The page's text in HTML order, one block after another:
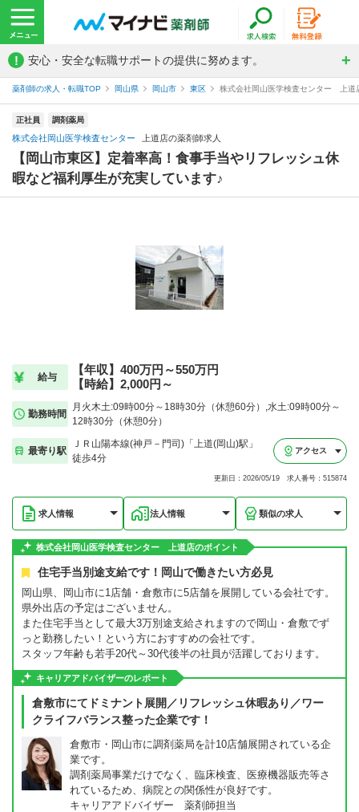
! 安心・安全な転職サポートの提供に努めます。
薬剤師の求人・転職TOP 岡山県 岡山市 東区 株式会社岡山医学検査センター 上道
正社員 調剤薬局
株式会社岡山医学検査センター 上道店の薬剤師求人
【岡山市東区】定着率高！食事手当やリフレッシュ休
暇など福利厚生が充実しています♪
給与
【年収】400万円～550万円
【時給】2,000円～
勤務時間
月火木土:09時00分～18時30分（休憩60分）,水土:09時00分～
12時30分（休憩0分）
最寄り駅
ＪＲ山陽本線(神戸－門司)「上道(岡山)駅」
徒歩4分
アクセス
更新日：2026/05/19 求人番号：515874
求人情報 法人情報 類似の求人
株式会社岡山医学検査センター 上道店のポイント
住宅手当別途支給です！岡山で働きたい方必見
岡山県、岡山市に1店舗・倉敷市に5店舗を展開している会社です。
県外出店の予定はございません。
また住宅手当として最大3万別途支給されますので岡山・倉敷でず
っと勤務したい！という方におすすめの会社です。
スタッフ年齢も若手20代～30代後半の社員が活躍しております。
キャリアアドバイザーのレポート
倉敷市にてドミナント展開／リフレッシュ休暇あり／ワー
クライフバランス整った企業です！
倉敷市・岡山市に調剤薬局を計10店舗展開されている企
業です。
調剤薬局事業だけでなく、臨床検査、医療機器販売等さ
れているため、病院との関係性が良好です。
キャリアアドバイザー 薬剤師担当